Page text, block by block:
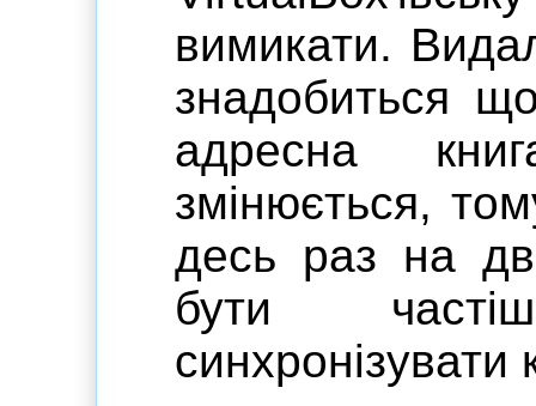
вимикати.
знадобиться
адресна
змінюється,
десь раз на
бути
синхронізувати